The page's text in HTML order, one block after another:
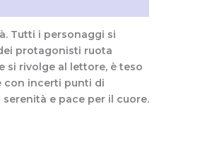
Tutti i personaggi si
protagonisti ruota
si rivolge al lettore, è teso
con incerti punti di
e pace per il cuore.